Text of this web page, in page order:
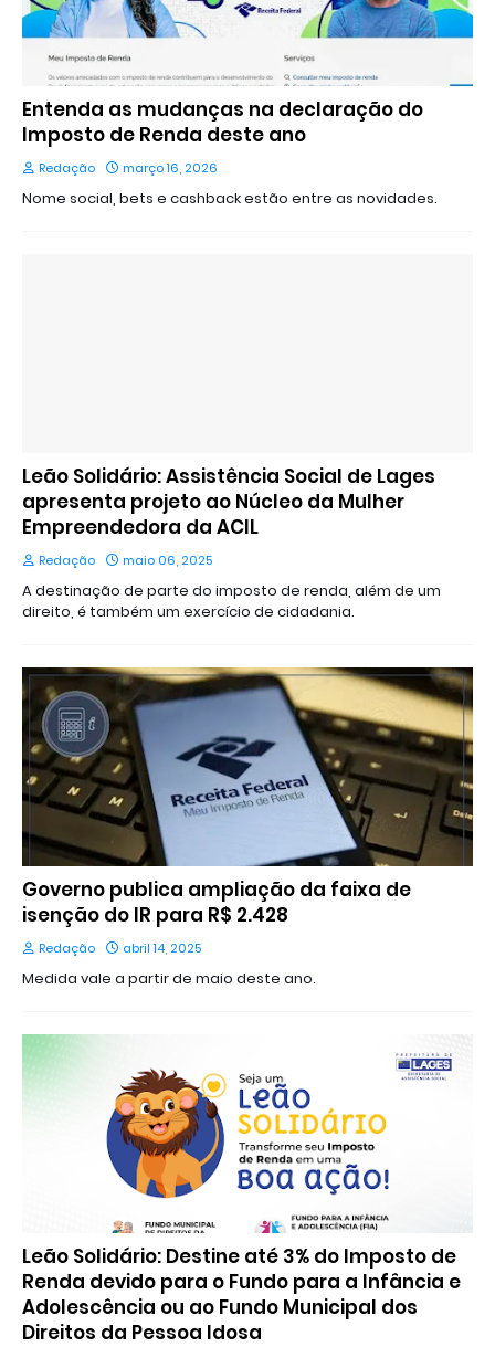
Entenda as mudanças na declaração do
Imposto de Renda deste ano
Redação março 16, 2026
Nome social, bets e cashback estão entre as novidades.
Leão Solidário: Assistência Social de Lages
apresenta projeto ao Núcleo da Mulher
Empreendedora da ACIL
Redação maio 06, 2025
A destinação de parte do imposto de renda, além de um
direito, é também um exercício de cidadania.
Governo publica ampliação da faixa de
isenção do IR para R$ 2.428
Redação abril 14, 2025
Medida vale a partir de maio deste ano.
Leão Solidário: Destine até 3% do Imposto de
Renda devido para o Fundo para a Infância e
Adolescência ou ao Fundo Municipal dos
Direitos da Pessoa Idosa